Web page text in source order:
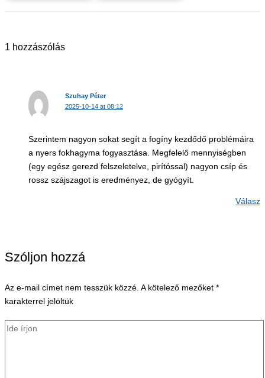
1 hozzászólás
Szuhay Péter
2025-10-14 at 08:12
Szerintem nagyon sokat segít a fogíny kezdődő problémáira
a nyers fokhagyma fogyasztása. Megfelelő mennyiségben
(egy egész gerezd felszeletelve, pirítóssal) nagyon csíp és
rossz szájszagot is eredményez, de gyógyít.
Válasz
Szóljon hozzá
Az e-mail címet nem tesszük közzé. A kötelező mezőket *
karakterrel jelöltük
Ide